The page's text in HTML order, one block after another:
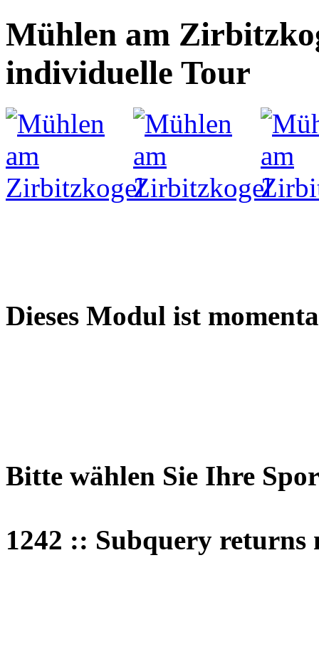
Mühlen am
individuelle Tour
Dieses Modul ist
Bitte wählen Sie Ihre
1242 :: Subquery returns